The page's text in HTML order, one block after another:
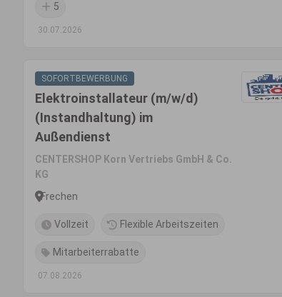
5
30.07.2026
SOFORTBEWERBUNG
Elektroinstallateur (m/w/d)
(Instandhaltung) im
Außendienst
CENTERSHOP Korn Vertriebs GmbH & Co.
KG
Frechen
Vollzeit Flexible Arbeitszeiten
Mitarbeiterrabatte
07.08.2026